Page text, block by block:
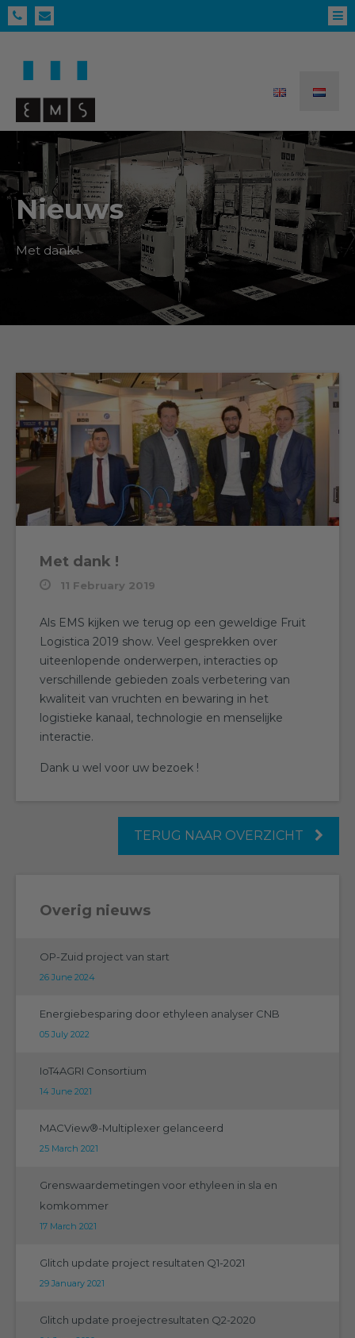
Nieuws
Met dank !
Met dank !
11 February 2019
Als EMS kijken we terug op een geweldige Fruit
Logistica 2019 show. Veel gesprekken over
uiteenlopende onderwerpen, interacties op
verschillende gebieden zoals verbetering van
kwaliteit van vruchten en bewaring in het
logistieke kanaal, technologie en menselijke
interactie.
Dank u wel voor uw bezoek !
TERUG NAAR OVERZICHT
Overig nieuws
OP-Zuid project van start
26 June 2024
Energiebesparing door ethyleen analyser CNB
05 July 2022
IoT4AGRI Consortium
14 June 2021
MACView®-Multiplexer gelanceerd
25 March 2021
Grenswaardemetingen voor ethyleen in sla en
komkommer
17 March 2021
Glitch update project resultaten Q1-2021
29 January 2021
Glitch update proejectresultaten Q2-2020